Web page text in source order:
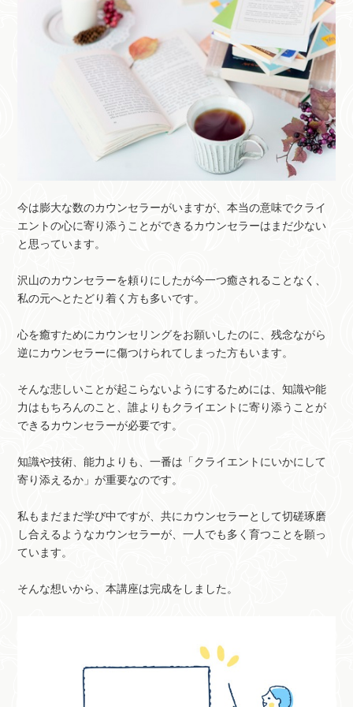
今は膨大な数のカウンセラーがいますが、本当の意味でクライ
エントの心に寄り添うことができるカウンセラーはまだ少ない
と思っています。
沢山のカウンセラーを頼りにしたが今一つ癒されることなく、
私の元へとたどり着く方も多いです。
心を癒すためにカウンセリングをお願いしたのに、残念ながら
逆にカウンセラーに傷つけられてしまった方もいます。
そんな悲しいことが起こらないようにするためには、知識や能
力はもちろんのこと、誰よりもクライエントに寄り添うことが
できるカウンセラーが必要です。
知識や技術、能力よりも、一番は「クライエントにいかにして
寄り添えるか」が重要なのです。
私もまだまだ学び中ですが、共にカウンセラーとして切磋琢磨
し合えるようなカウンセラーが、一人でも多く育つことを願っ
ています。
そんな想いから、本講座は完成をしました。